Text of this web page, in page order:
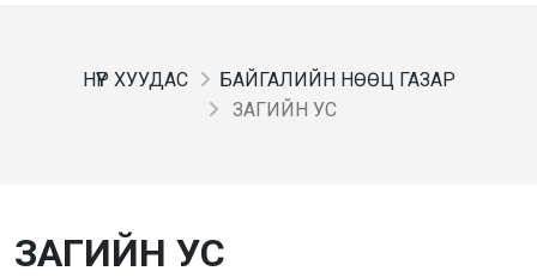
НҮҮР ХУУДАС
БАЙГАЛИЙН НӨӨЦ ГАЗАР
ЗАГИЙН УС
ЗАГИЙН УС